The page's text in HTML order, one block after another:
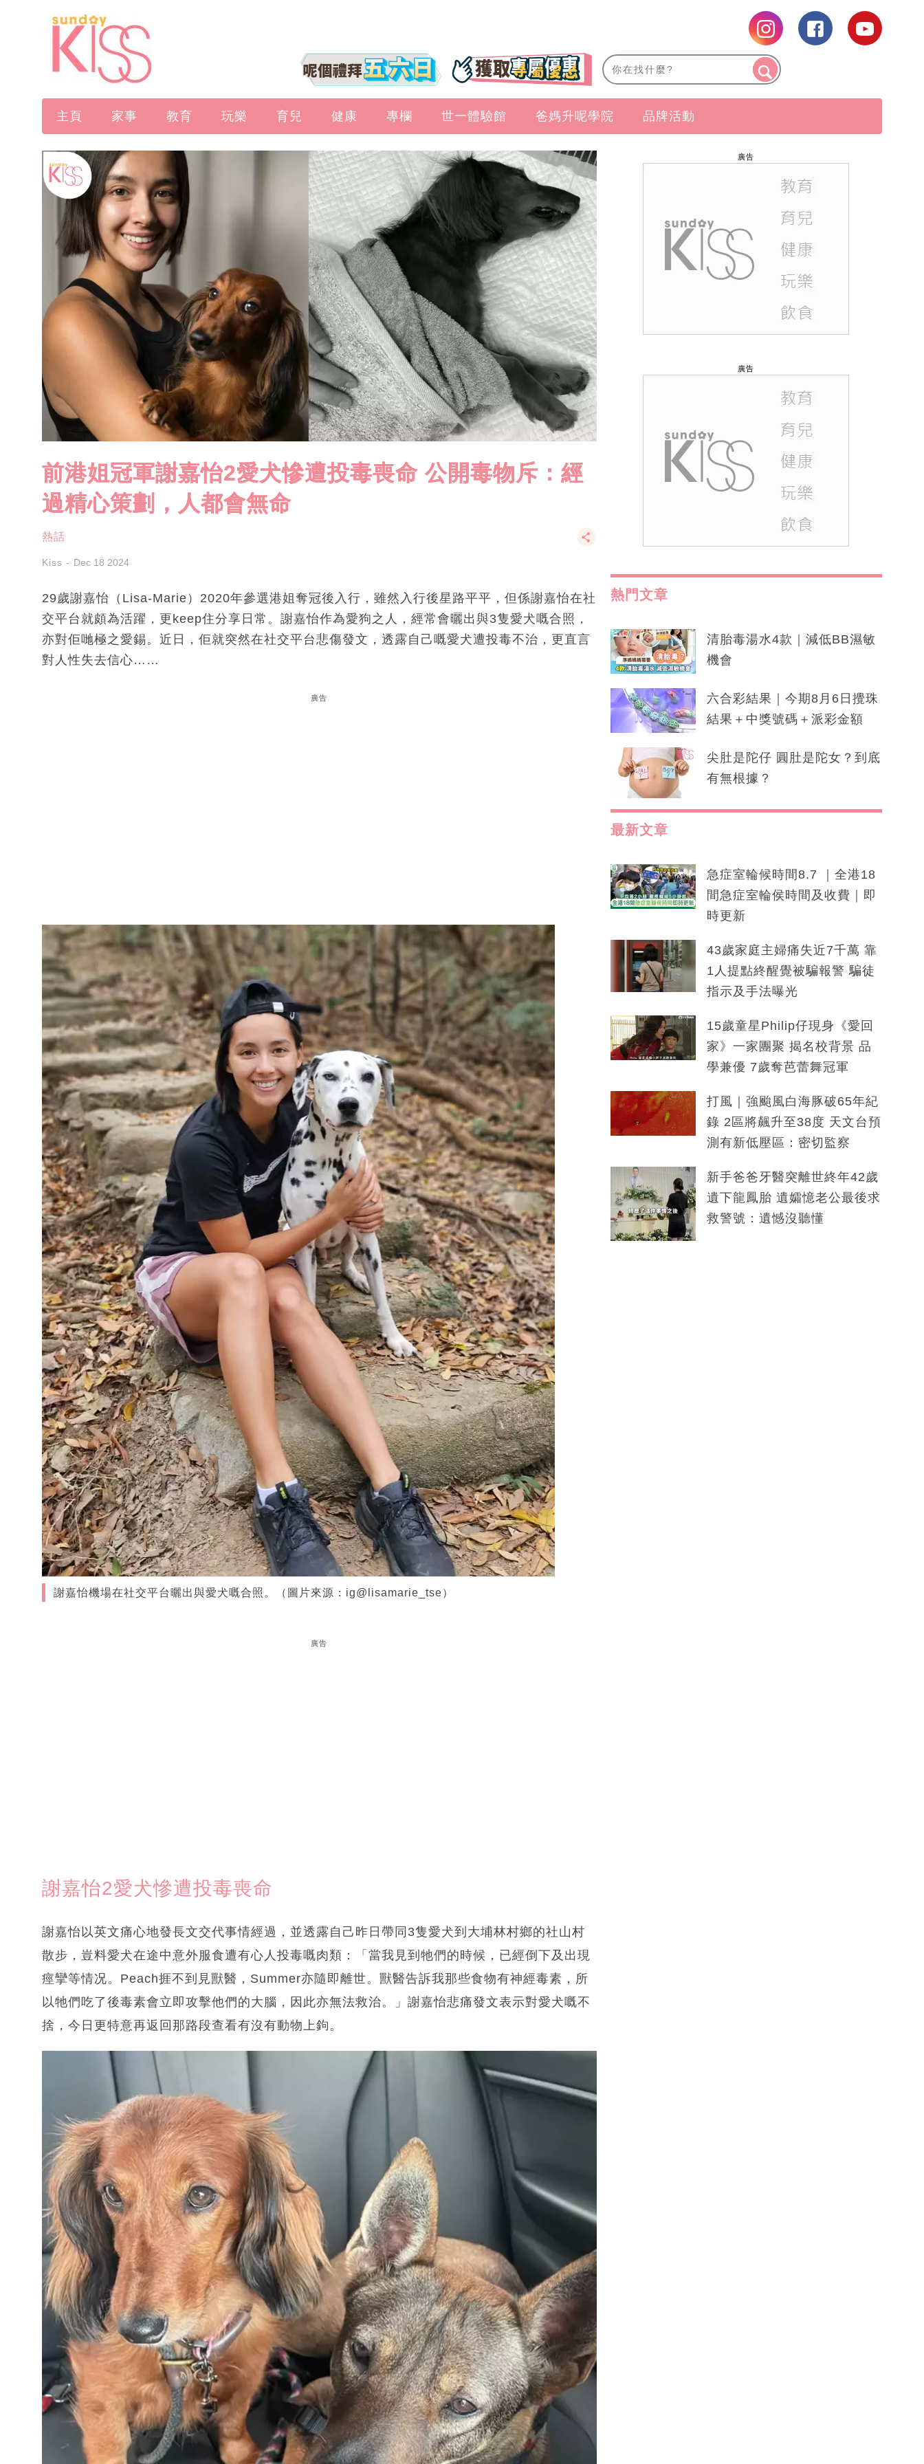
主頁 家事 教育 玩樂 育兒 健康 專欄 世一體驗館 爸媽升呢學院 品牌活動
前港姐冠軍謝嘉怡2愛犬慘遭投毒喪命 公開毒物斥：經
過精心策劃，人都會無命
熱話
Kiss Dec 18 2024
29歲謝嘉怡（Lisa-Marie）2020年參選港姐奪冠後入行，雖然入行後星路平平，但係謝嘉怡在社
交平台就頗為活躍，更keep住分享日常。謝嘉怡作為愛狗之人，經常會曬出與3隻愛犬嘅合照，
亦對佢哋極之愛錫。近日，佢就突然在社交平台悲傷發文，透露自己嘅愛犬遭投毒不治，更直言
對人性失去信心……
廣告
謝嘉怡機場在社交平台曬出與愛犬嘅合照。（圖片來源：ig@lisamarie_tse）
廣告
謝嘉怡2愛犬慘遭投毒喪命
謝嘉怡以英文痛心地發長文交代事情經過，並透露自己昨日帶同3隻愛犬到大埔林村鄉的社山村
散步，豈料愛犬在途中意外服食遭有心人投毒嘅肉類：「當我見到牠們的時候，已經倒下及出現
痙攣等情况。Peach捱不到見獸醫，Summer亦隨即離世。獸醫告訴我那些食物有神經毒素，所
以牠們吃了後毒素會立即攻擊他們的大腦，因此亦無法救治。」謝嘉怡悲痛發文表示對愛犬嘅不
捨，今日更特意再返回那路段查看有沒有動物上鉤。
廣告
廣告
熱門文章
清胎毒湯水4款｜減低BB濕敏
機會
六合彩結果｜今期8月6日攪珠
結果＋中獎號碼＋派彩金額
尖肚是陀仔 圓肚是陀女？到底
有無根據？
最新文章
急症室輪候時間8.7 ｜全港18
間急症室輪侯時間及收費｜即
時更新
43歲家庭主婦痛失近7千萬 靠
1人提點終醒覺被騙報警 騙徒
指示及手法曝光
15歲童星Philip仔現身《愛回
家》一家團聚 揭名校背景 品
學兼優 7歲奪芭蕾舞冠軍
打風｜強颱風白海豚破65年紀
錄 2區將飆升至38度 天文台預
測有新低壓區：密切監察
新手爸爸牙醫突離世終年42歲
遺下龍鳳胎 遺孀憶老公最後求
救警號：遺憾沒聽懂